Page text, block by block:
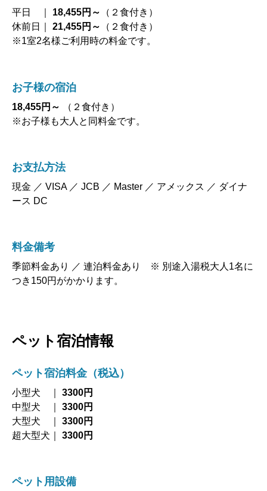
平日 ｜ 18,455円～
（２食付き）
休前日｜
21,455円～
（２食付き）
※1室2名様ご利用時の料金です。
お子様の宿泊
18,455円～
（２食付き）
※お子様も大人と同料金です。
お支払方法
現金 ／ VISA ／ JCB ／ Master ／ アメックス ／ ダイナ
ース DC
料金備考
季節料金あり ／ 連泊料金あり ※ 別途入湯税大人1名に
つき150円がかかります。
ペット宿泊情報
ペット宿泊料金（税込）
小型犬 ｜ 3300円
中型犬 ｜ 3300円
大型犬 ｜ 3300円
超大型犬｜ 3300円
ペット用設備